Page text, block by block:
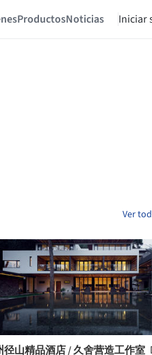
ProductosNoticias Iniciar
Ver
径山精品酒店 / 久舍营造工作室